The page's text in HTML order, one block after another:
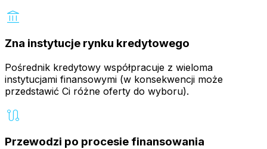
account_balance
Zna instytucje rynku kredytowego
Pośrednik kredytowy współpracuje z wieloma
instytucjami finansowymi (w konsekwencji może
przedstawić Ci różne oferty do wyboru).
route
Przewodzi po procesie finansowania